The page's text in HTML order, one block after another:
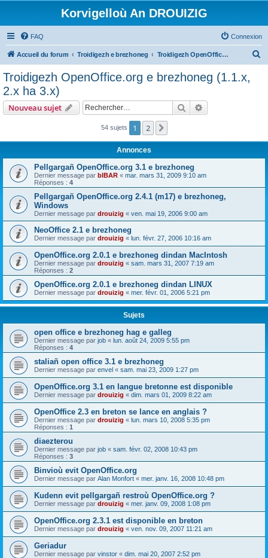
Korvigelloù An DROUIZIG
FAQ Connexion
Accueil du forum Troidigezh e brezhoneg Troidigezh OpenOffice.org e brezhoneg (1.1.x, 2.x ha 3.x)
c
Troidigezh OpenOffice.org e brezhoneg (1.1.x,
2.x ha 3.x)
Nouveau sujet Rechercher
54 sujets 1 2
Annonces
Pellgargañ OpenOffice.org 3.1 e brezhoneg
Dernier message par bIBAR « mar. mars 31, 2009 9:10 am
Réponses : 4
Pellgargañ OpenOffice.org 2.4.1 (m17) e brezhoneg,
Windows
Dernier message par drouizig « ven. mai 19, 2006 9:00 am
NeoOffice 2.1 e brezhoneg
Dernier message par drouizig « lun. févr. 27, 2006 10:16 am
OpenOffice.org 2.0.1 e brezhoneg dindan MacIntosh
Dernier message par drouizig « sam. mars 31, 2007 7:19 am
Réponses : 2
OpenOffice.org 2.0.1 e brezhoneg dindan LINUX
Dernier message par drouizig « mer. févr. 01, 2006 5:21 pm
Sujets
open office e brezhoneg hag e galleg
Dernier message par job « lun. août 24, 2009 5:55 pm
Réponses : 4
staliañ open office 3.1 e brezhoneg
Dernier message par envel « sam. mai 23, 2009 1:27 pm
OpenOffice.org 3.1 en langue bretonne est disponible
Dernier message par drouizig « dim. mars 01, 2009 8:22 am
OpenOffice 2.3 en breton se lance en anglais ?
Dernier message par drouizig « lun. mars 10, 2008 5:35 pm
Réponses : 1
diaezterou
Dernier message par job « sam. févr. 02, 2008 10:43 pm
Réponses : 3
Binvioù evit OpenOffice.org
Dernier message par Alan Monfort « mer. janv. 16, 2008 10:48 pm
Kudenn evit pellgargañ restroù OpenOffice.org ?
Dernier message par drouizig « mer. janv. 09, 2008 1:08 pm
OpenOffice.org 2.3.1 est disponible en breton
Dernier message par drouizig « ven. nov. 09, 2007 11:21 am
Geriadur
Dernier message par vinstor « dim. mai 20, 2007 2:52 pm